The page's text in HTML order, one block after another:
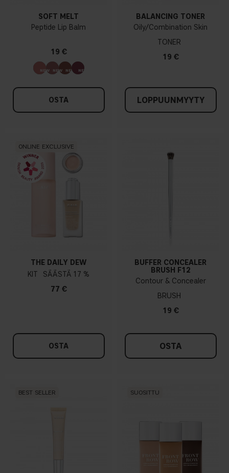
SOFT MELT
Peptide Lip Balm
19 €
OSTA
BALANCING TONER
Oily/Combination Skin
TONER
19 €
LOPPUUNMYYTY
ONLINE EXCLUSIVE
THE DAILY DEW
KIT
17 %
77 €
OSTA
BUFFER CONCEALER
BRUSH F12
Contour & Concealer
BRUSH
19 €
OSTA
BEST SELLER SUOSITTU